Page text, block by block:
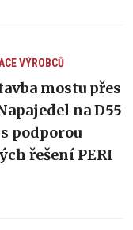
VÝROBCŮ
mostu přes
na D55
podporou
řešení PERI